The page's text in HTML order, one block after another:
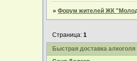
»Форум жителей ЖК
Быстрая доставка
Страница:1